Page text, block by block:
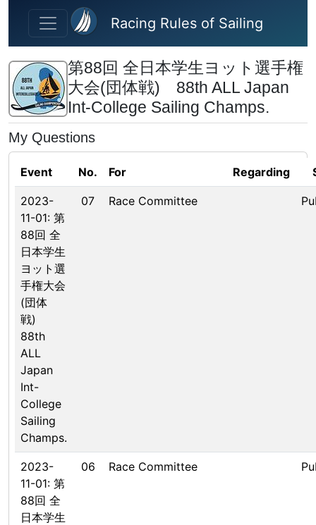
Skip to main content
Racing Rules of Sailing
第88回 全日本学生ヨット選手権
大会(団体戦) 88th ALL Japan
Int-College Sailing Champs.
My Questions
Event No. For Regarding
2023-
11-01: 第
88回 全
日本学生
ヨット選
手権大会
(団体
戦)
88th
ALL
Japan
Int-
College
Sailing
Champs.
07 Race Committee
2023-
11-01: 第
88回 全
日本学生
06 Race Committee